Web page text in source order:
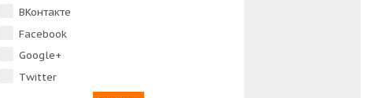
ВКонтакте
Facebook
Google+
Тwitter